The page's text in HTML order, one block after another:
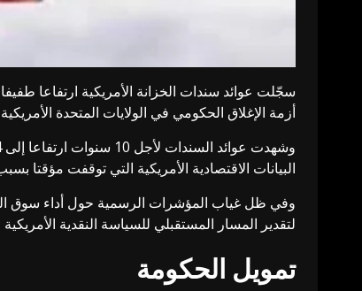
سجّلت عوائد سندات الخزانة الأمريكية ارتفاعا
أزمة الإغلاق الحكومي في الولايات المتحدة
البيانات الاقتصادية الأمريكية التي توقفت مؤقتا
وفي ظل غياب المؤشرات الرسمية حول أداء سوق
لتقدير المسار المستقبلي للسياسة النقدية
تمويل الحكومة